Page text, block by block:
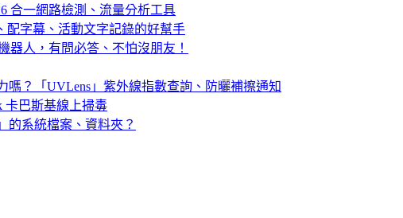
合一網路檢測、流量分析工具
配字幕、活動文字記錄的好幫手
器人，有問必答、不怕沒朋友！
嗎？「UVLens」紫外線指數查詢、防曬補擦通知
卡巴斯基線上掃毒
的系統檔案、資料夾？